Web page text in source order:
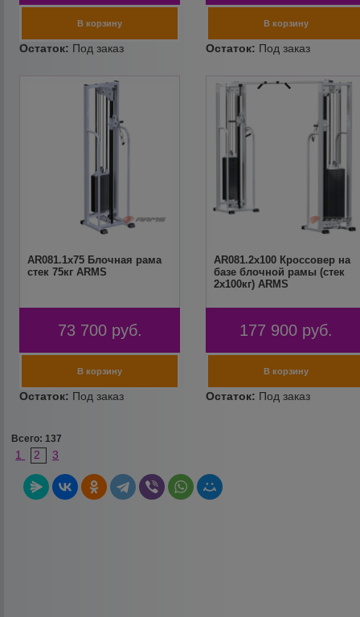
AR081.1х75 Блочная рама
стек 75кг ARMS
73 700 руб.
AR081.2х100 Кроссовер на
базе блочной рамы (стек
2х100кг) ARMS
177 900 руб.
Всего: 137
1 2 3